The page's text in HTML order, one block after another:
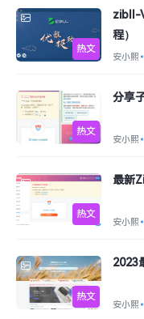
热文
zibll-
程）
安小熙
热文
分享
安小熙
热文
最新
安小熙
热文
2023
安小熙